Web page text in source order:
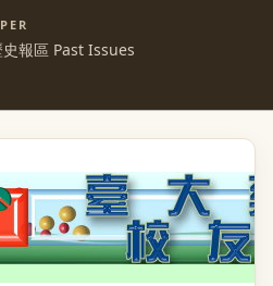
史報區 Past Issues